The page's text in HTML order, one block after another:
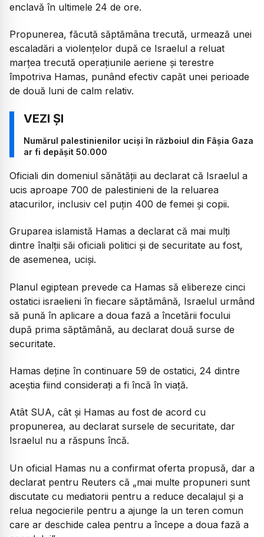
enclavă în ultimele 24 de ore.
Propunerea, făcută săptămâna trecută, urmează unei
escaladări a violențelor după ce Israelul a reluat
marțea trecută operațiunile aeriene și terestre
împotriva Hamas, punând efectiv capăt unei perioade
de două luni de calm relativ.
Numărul palestinienilor uciși în războiul din Fâșia Gaza
ar fi depășit 50.000
Oficiali din domeniul sănătății au declarat că Israelul a
ucis aproape 700 de palestinieni de la reluarea
atacurilor, inclusiv cel puțin 400 de femei și copii.
Gruparea islamistă Hamas a declarat că mai mulți
dintre înalții săi oficiali politici și de securitate au fost,
de asemenea, uciși.
Planul egiptean prevede ca Hamas să elibereze cinci
ostatici israelieni în fiecare săptămână, Israelul urmând
să pună în aplicare a doua fază a încetării focului
după prima săptămână, au declarat două surse de
securitate.
Hamas deține în continuare 59 de ostatici, 24 dintre
aceștia fiind considerați a fi încă în viață.
Atât SUA, cât și Hamas au fost de acord cu
propunerea, au declarat sursele de securitate, dar
Israelul nu a răspuns încă.
Un oficial Hamas nu a confirmat oferta propusă, dar a
declarat pentru Reuters că „mai multe propuneri sunt
discutate cu mediatorii pentru a reduce decalajul și a
relua negocierile pentru a ajunge la un teren comun
care ar deschide calea pentru a începe a doua fază a